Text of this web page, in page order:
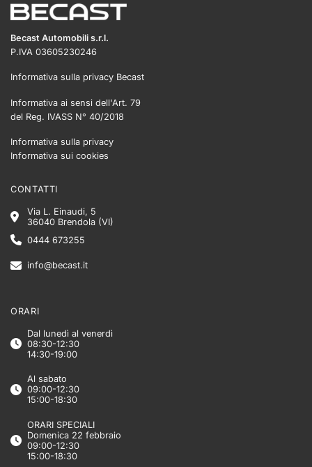
Becast Automobili s.r.l.
P.IVA 03605230246
Informativa sulla privacy Becast
Informativa ai sensi dell'Art. 79
del Reg. IVASS N° 40/2018
Informativa sulla privacy
Informativa sui cookies
CONTATTI
Via L. Einaudi, 5
36040 Brendola (VI)
0444 673255
info@becast.it
ORARI
Dal lunedì al venerdì
08:30-12:30
14:30-19:00
Al sabato
09:00-12:30
15:00-18:30
ORARI SPECIALI
Domenica 22 febbraio
09:00-12:30
15:00-18:30